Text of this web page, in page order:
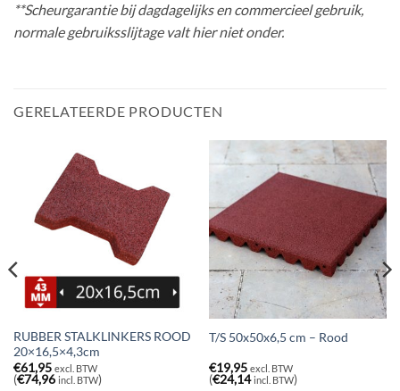
**Scheurgarantie bij dagdagelijks en commercieel gebruik,
normale gebruiksslijtage valt hier niet onder.
GERELATEERDE PRODUCTEN
RUBBER STALKLINKERS ROOD
20×16,5×4,3cm
€61,95 excl. BTW
(€74,96 incl. BTW)
T/S 50x50x6,5 cm – Rood
€19,95 excl. BTW
(€24,14 incl. BTW)